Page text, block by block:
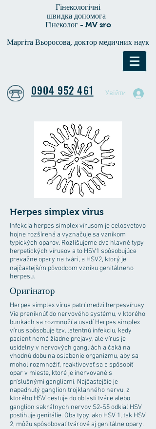
Гінекологічні
швидка допомога
Гінеколог - MV sro
Маргіта Вьоросова, доктор медичних наук
0904 952 461 Увійти
Herpes simplex virus
Infekcia herpes simplex vírusom je celosvetovo
hojne rozšírená a vyznačuje sa vznikom
typických oparov. Rozlišujeme dva hlavné typy
herpetických vírusov a to HSV1 spôsobujúce
prevažne opary na tvári, a HSV2, ktorý je
najčastejším pôvodcom vzniku genitálneho
herpesu.
Оригінатор
Herpes simplex vírus patrí medzi herpesvírusy.
Vie preniknúť do nervového systému, v ktorého
bunkách sa rozmnoží a usadí Herpes simplex
vírus spôsobuje tzv. latentnú infekciu, kedy
pacient nemá žiadne prejavy, ale vírus je
usídelny v nervových gangliách a čaká na
vhodnú dobu na oslabenie organizmu, aby sa
mohol rozmnožiť, reaktivovať sa a spôsobiť
opar v mieste, ktoré je inervované s
príslušnými gangliami. Najčastejšie je
napadnutý ganglion trojklanného nervu, z
ktorého HSV cestuje do oblasti tváre alebo
ganglion sakrálnych nervov S2-S5 odkiaľ HSV
postihuje genitálie. Oba typy, ako HSV 1, tak HSV
2, môžu spôsobovať tvárové aj genitálne opary.